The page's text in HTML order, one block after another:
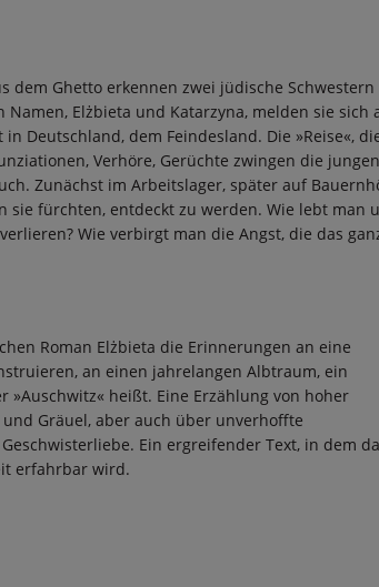
dem Ghetto erkennen zwei jüdische
Elżbieta und Katarzyna, melden sie sich
Deutschland, dem Feindesland. Die »Reise«,
Verhöre, Gerüchte zwingen die
Zunächst im Arbeitslager, später auf
sie fürchten, entdeckt zu werden. Wie lebt man
Wie verbirgt man die Angst, die das
Roman Elżbieta die Erinnerungen an eine
an einen jahrelangen Albtraum, ein
»Auschwitz« heißt. Eine Erzählung von hoher
Gräuel, aber auch über unverhoffte
Ein ergreifender Text, in dem
erfahrbar wird.